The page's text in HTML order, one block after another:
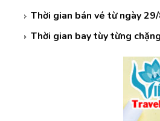
Thời gian bán vé từ ngày
Thời gian bay tùy từng